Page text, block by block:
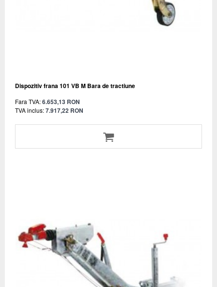
Dispozitiv frana 101 VB M Bara de tractiune
Fara TVA:6.653,13 RON
TVA inclus:7.917,22 RON